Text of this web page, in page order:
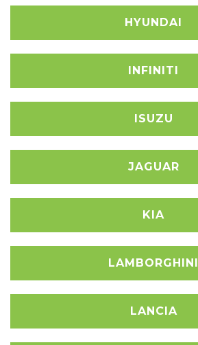
HYUNDAI
INFINITI
ISUZU
JAGUAR
KIA
LAMBORGHINI
LANCIA